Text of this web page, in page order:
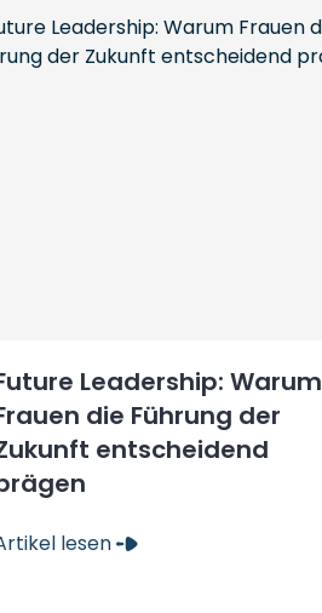
Leadership: Warum
die Führung der
entscheidend
lesen